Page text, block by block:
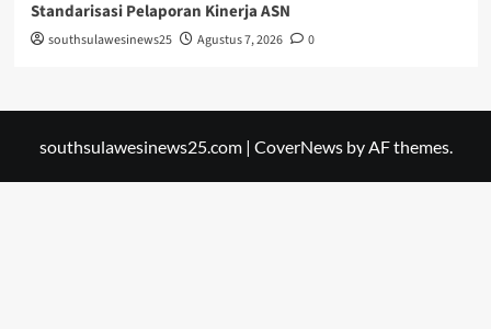
Standarisasi Pelaporan Kinerja ASN
southsulawesinews25 Agustus 7, 2026 0
southsulawesinews25.com | CoverNewsby AF themes.